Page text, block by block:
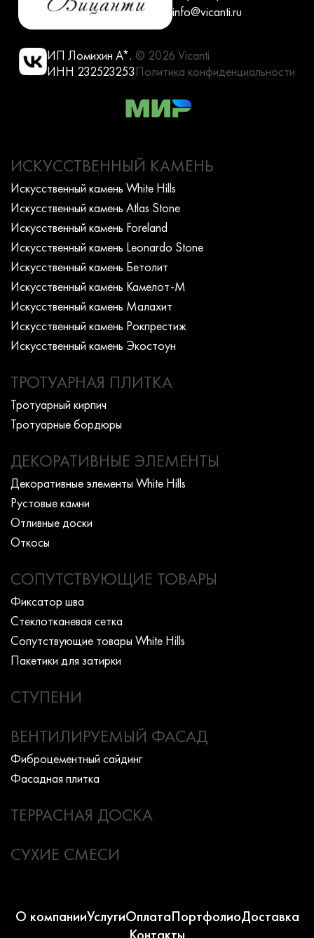
info@vicanti.ru
ИП Ломихин А*.
ИНН 232523253
© 2026 Vicanti
Политика конфиденциальности
ИСКУССТВЕННЫЙ КАМЕНЬ
Искусcтвенный камень White Hills
Искусcтвенный камень Atlas Stone
Искусcтвенный камень Foreland
Искусcтвенный камень Leonardo Stone
Искусcтвенный камень Бетолит
Искусcтвенный камень Камелот-М
Искусcтвенный камень Малахит
Искусcтвенный камень Рокпрестиж
Искусcтвенный камень Экостоун
ТРОТУАРНАЯ ПЛИТКА
Тротуарный кирпич
Тротуарные бордюры
ДЕКОРАТИВНЫЕ ЭЛЕМЕНТЫ
Декоративные элементы White Hills
Рустовые камни
Отливные доски
Откосы
СОПУТСТВУЮЩИЕ ТОВАРЫ
Фиксатор шва
Стеклотканевая сетка
Сопутствующие товары White Hills
Пакетики для затирки
СТУПЕНИ
ВЕНТИЛИРУЕМЫЙ ФАСАД
Фиброцементный сайдинг
Фасадная плитка
ТЕРРАСНАЯ ДОСКА
СУХИЕ СМЕСИ
О компанииУслугиОплатаПортфолиоДоставка